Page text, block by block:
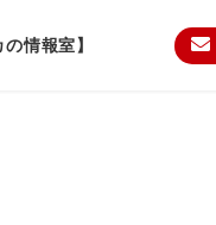
の情報室】